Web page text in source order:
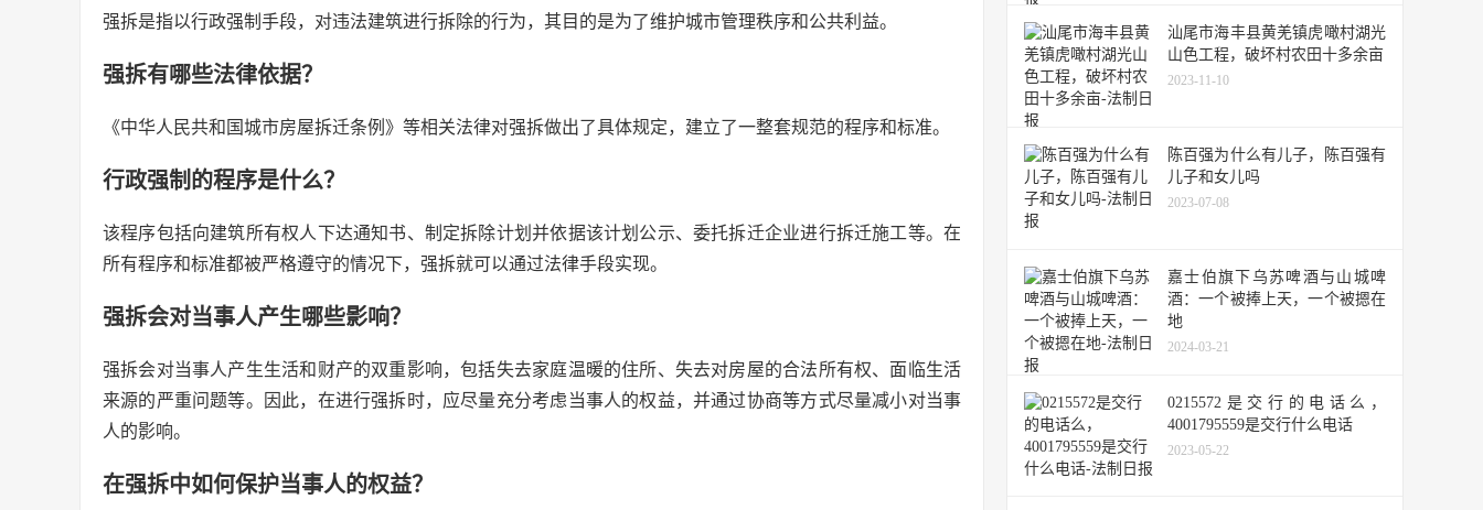
强拆是指以行政强制手段，对违法建筑进行拆除的行为，其目的是为了维护城市管理秩序和公共利益。
强拆有哪些法律依据？
《中华人民共和国城市房屋拆迁条例》等相关法律对强拆做出了具体规定，建立了一整套规范的程序和标准。
行政强制的程序是什么？
该程序包括向建筑所有权人下达通知书、制定拆除计划并依据该计划公示、委托拆迁企业进行拆迁施工等。在
所有程序和标准都被严格遵守的情况下，强拆就可以通过法律手段实现。
强拆会对当事人产生哪些影响？
强拆会对当事人产生生活和财产的双重影响，包括失去家庭温暖的住所、失去对房屋的合法所有权、面临生活
来源的严重问题等。因此，在进行强拆时，应尽量充分考虑当事人的权益，并通过协商等方式尽量减小对当事
人的影响。
在强拆中如何保护当事人的权益？
汕尾市海丰县黄羌镇虎噉村湖光
山色工程，破坏村农田十多余亩
2023-11-10
陈百强为什么有儿子，陈百强有
儿子和女儿吗
2023-07-08
嘉士伯旗下乌苏啤酒与山城啤
酒：一个被捧上天，一个被摁在
地
2024-03-21
0215572是交行的电话么，
4001795559是交行什么电话
2023-05-22